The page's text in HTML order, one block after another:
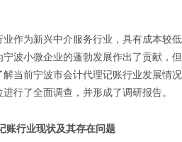
为新兴中介服务行业，具有成本较低
宁波小微企业的蓬勃发展作出了贡献，
解当前宁波市会计代理记账行业发展情
行了全面调查，并形成了调研报告。
行业现状及其存在问题